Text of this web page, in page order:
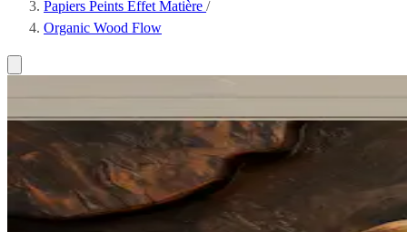
Papiers Peints Effet Matière /
Organic Wood Flow